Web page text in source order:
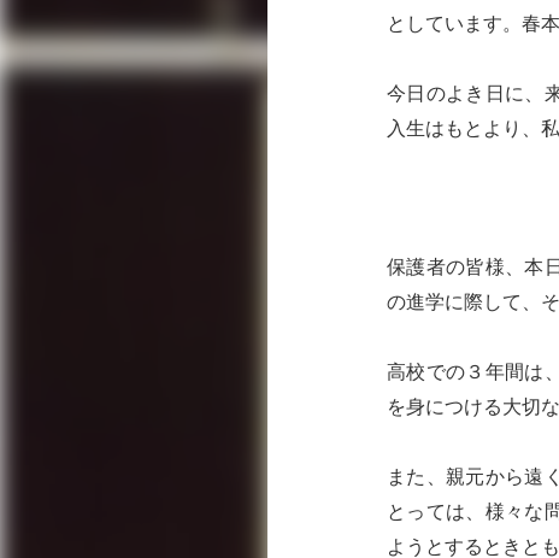
としています。春
今日のよき日に、
入生はもとより、
保護者の皆様、本
の進学に際して、
高校での３年間は
を身につける大切
また、親元から遠
とっては、様々な
ようとするときと